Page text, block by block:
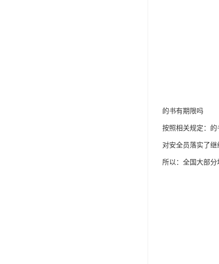
的书有期限吗
按照相关规定：
对安全员落实了继
所以：全国大部分